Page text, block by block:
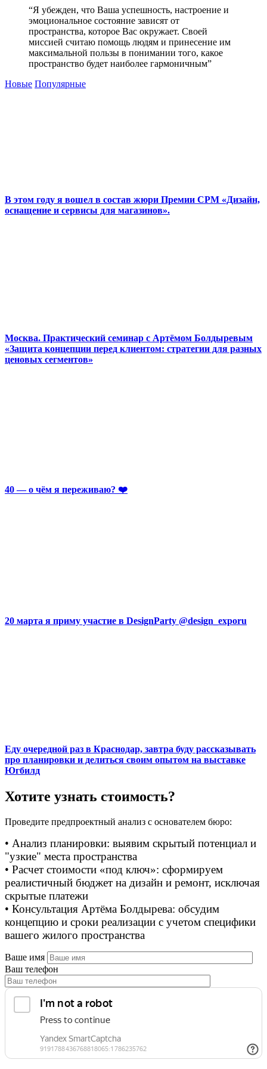
“Я убежден, что Ваша успешность, настроение и
эмоциональное состояние зависят от
пространства, которое Вас окружает. Своей
миссией считаю помощь людям и принесение им
максимальной пользы в понимании того, какое
пространство будет наиболее гармоничным”
Новые Популярные
В этом году я вошел в состав жюри Премии CPM «Дизайн,
оснащение и сервисы для магазинов».
Москва. Практический семинар с Артёмом Болдыревым
«Защита концепции перед клиентом: стратегии для разных
ценовых сегментов»
40 — о чём я переживаю? ❤️
20 марта я приму участие в DesignParty @design_exporu
Еду очередной раз в Краснодар, завтра буду рассказывать
про планировки и делиться своим опытом на выставке
Югбилд
Хотите узнать стоимость?
Проведите предпроектный анализ с основателем бюро:
• Анализ планировки: выявим скрытый потенциал и
"узкие" места пространства
• Расчет стоимости «под ключ»: сформируем
реалистичный бюджет на дизайн и ремонт, исключая
скрытые платежи
• Консультация Артёма Болдырева: обсудим
концепцию и сроки реализации с учетом специфики
вашего жилого пространства
Ваше имя
Ваш телефон